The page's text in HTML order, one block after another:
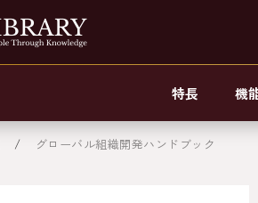
特長 機
グローバル組織開発ハンドブック